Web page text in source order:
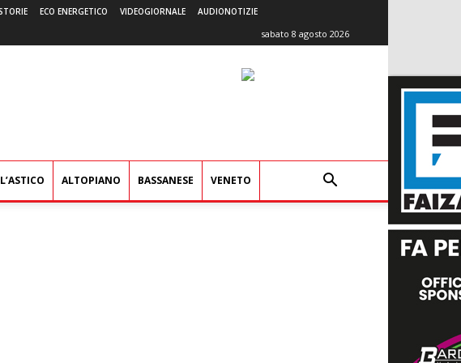
ECO ENERGETICO VIDEOGIORNALE AUDIONOTIZIE
sabato 8 agosto 2026
ALTOPIANO BASSANESE VENETO